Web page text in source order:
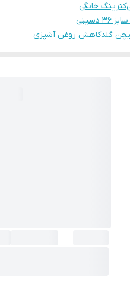
کترینگ خانگی
۳۶ دسینی
گلدکاهش روغن آشپزی